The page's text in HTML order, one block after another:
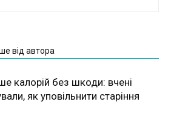
від автора
калорій без шкоди: вчені
як уповільнити старіння